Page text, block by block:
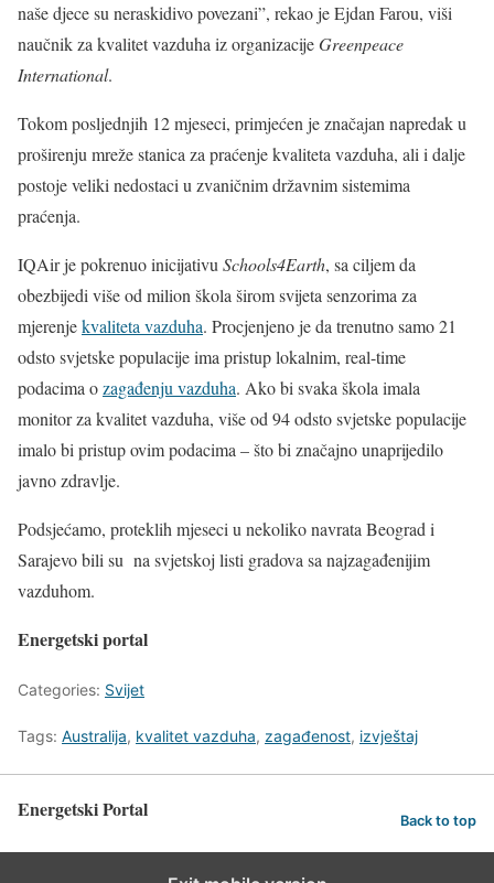
naše djece su neraskidivo povezani”, rekao je Ejdan Farou, viši
naučnik za kvalitet vazduha iz organizacijeGreenpeace
International.
Tokom posljednjih 12 mjeseci, primjećen je značajan napredak u
proširenju mreže stanica za praćenje kvaliteta vazduha, ali i dalje
postoje veliki nedostaci u zvaničnim državnim sistemima
praćenja.
IQAir je pokrenuo inicijativuSchools4Earth, sa ciljem da
obezbijedi više od milion škola širom svijeta senzorima za
mjerenjekvaliteta vazduha. Procjenjeno je da trenutno samo 21
odsto svjetske populacije ima pristup lokalnim, real-time
podacima ozagađenju vazduha. Ako bi svaka škola imala
monitor za kvalitet vazduha, više od 94 odsto svjetske populacije
imalo bi pristup ovim podacima – što bi značajno unaprijedilo
javno zdravlje.
Podsjećamo, proteklih mjeseci u nekoliko navrata Beograd i
Sarajevo bili su na svjetskoj listi gradova sa najzagađenijim
vazduhom.
Energetski portal
Categories: Svijet
Tags: Australija, kvalitet vazduha, zagađenost, izvještaj
Energetski Portal Back to top